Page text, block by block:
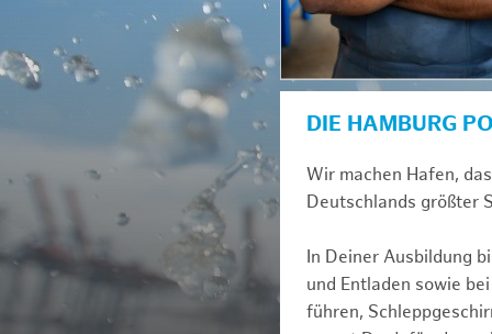
DIE HAMBURG
Wir machen Hafen,
Deutschlands größter
In Deiner Ausbildung
und Entladen sowie
führen,